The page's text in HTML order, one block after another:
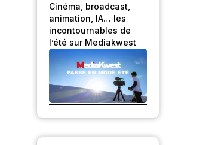
Cinéma, broadcast,
animation, IA… les
incontournables de
l’été sur Mediakwest